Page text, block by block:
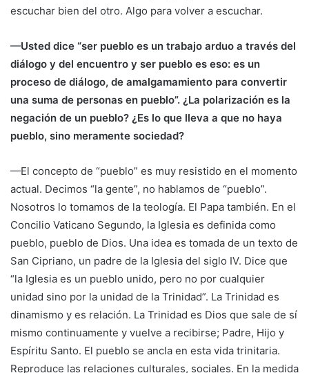
escuchar bien del otro. Algo para volver a escuchar.
—Usted dice “ser pueblo es un trabajo arduo a través del
diálogo y del encuentro y ser pueblo es eso: es un
proceso de diálogo, de amalgamamiento para convertir
una suma de personas en pueblo”. ¿La polarización es la
negación de un pueblo? ¿Es lo que lleva a que no haya
pueblo, sino meramente sociedad?
—El concepto de “pueblo” es muy resistido en el momento
actual. Decimos “la gente”, no hablamos de “pueblo”.
Nosotros lo tomamos de la teología. El Papa también. En el
Concilio Vaticano Segundo, la Iglesia es definida como
pueblo, pueblo de Dios. Una idea es tomada de un texto de
San Cipriano, un padre de la Iglesia del siglo IV. Dice que
“la Iglesia es un pueblo unido, pero no por cualquier
unidad sino por la unidad de la Trinidad”. La Trinidad es
dinamismo y es relación. La Trinidad es Dios que sale de sí
mismo continuamente y vuelve a recibirse; Padre, Hijo y
Espíritu Santo. El pueblo se ancla en esta vida trinitaria.
Reproduce las relaciones culturales, sociales. En la medida